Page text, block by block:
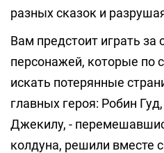
разных сказок и
Вам предстоит играть за
персонажей, которые по
искать потерянные
главных героя: Робин
Джекилу, -
колдуна, решили вместе